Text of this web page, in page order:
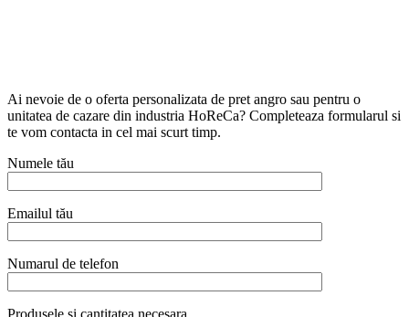
Ai nevoie de o oferta personalizata de pret angro sau pentru o
unitatea de cazare din industria HoReCa? Completeaza formularul si
te vom contacta in cel mai scurt timp.
Numele tău
Emailul tău
Numarul de telefon
Produsele si cantitatea necesara